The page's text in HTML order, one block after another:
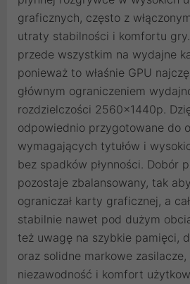
graficznych, często z
utraty stabilności i komfortu
przede wszystkim na wydajne
ponieważ to właśnie GPU
głównym ograniczeniem
rozdzielczości 2560x1440p.
odpowiednio przygotowane do
wymagających tytułów i
bez spadków płynności. Dobór
pozostaje zbalansowany, tak
ograniczał karty graficznej, a
stabilnie nawet pod dużym
też uwagę na szybkie pamięci,
oraz solidne markowe
niezawodność i komfort